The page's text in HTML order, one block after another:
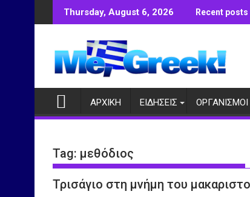
to
Thursday, August 6, 2026 Recent posts
ΑΡΧΙΚΗ ΕΙΔΗΣΕΙΣ ΟΡΓΑΝΙΣΜΟΙ
Tag: μεθόδιος
Τρισάγιο στη μνήμη του